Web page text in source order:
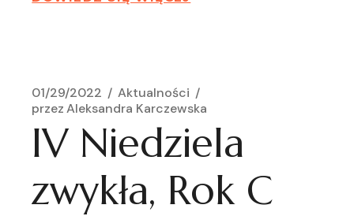
01/29/2022
Aktualności
przez Aleksandra Karczewska
IV Niedziela
zwykła, Rok C